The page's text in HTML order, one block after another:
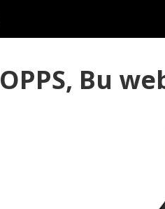
OPPS, Bu